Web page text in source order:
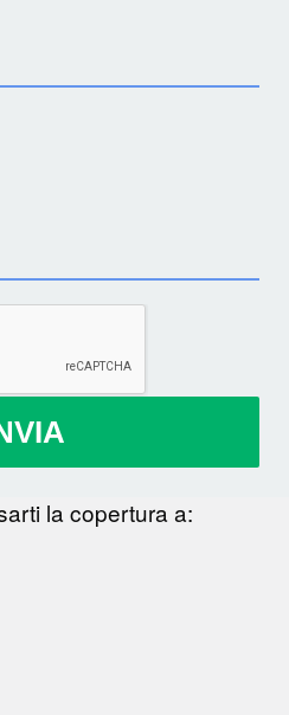
la copertura a: